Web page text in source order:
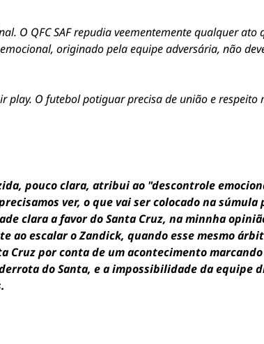
O QFC SAF repudia veementemente qualquer ato
originado pela equipe adversária, não
play. O futebol potiguar precisa de união e respeito
pouco clara, atribui ao "descontrole
ver, o que vai ser colocado na
clara a favor do Santa Cruz, na minnha
ao escalar o Zandick, quando esse mesmo
por conta de um acontecimento
do Santa, e a impossibilidade da equipe